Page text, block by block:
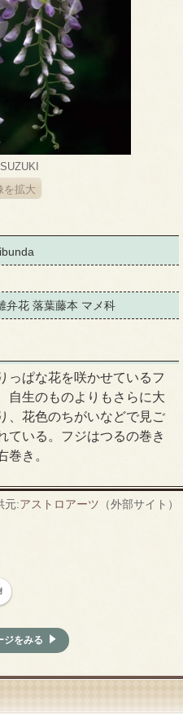
を拡大
弁花 落葉藤本 マメ科
っぱな花を咲かせているフ
自生のものよりもさらに大
、花色のちがいなどで見ご
ている。フジはつるの巻き
巻き。
元:アストロアーツ （外部サイト）
ジをみる